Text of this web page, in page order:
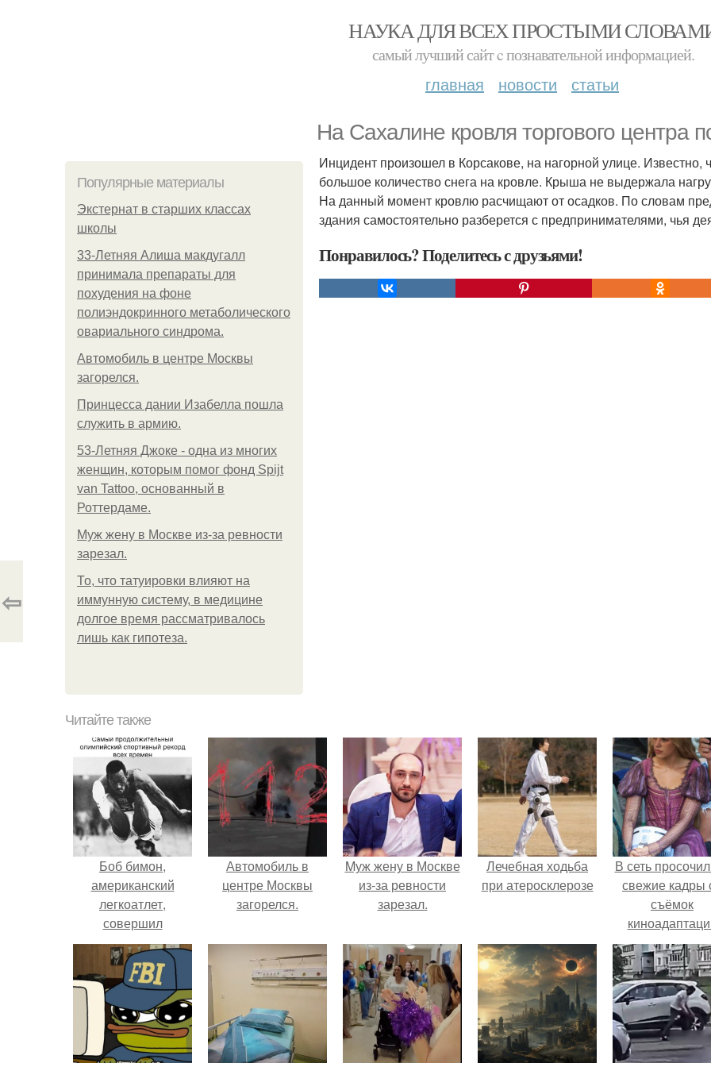
НАУКА ДЛЯ ВСЕХ ПРОСТЫМИ
самый лучший сайт c познавательной информацией.
главная новости статьи
На Сахалине кровля торгового центра
Популярные материалы
Экстернат в старших классах
школы
33-Летняя Алиша макдугалл
принимала препараты для
похудения на фоне
полиэндокринного метаболического
овариального синдрома.
Автомобиль в центре Москвы
загорелся.
Принцесса дании Изабелла пошла
служить в армию.
53-Летняя Джоке - одна из многих
женщин, которым помог фонд Spijt
van Tattoo, основанный в
Роттердаме.
Mуж жену в Москве из-за ревности
зарезал.
То, что татуировки влияют на
иммунную систему, в медицине
долгое время рассматривалось
лишь как гипотеза.
Инцидент произошел в Корсакове, на нагорной улице. Известно,
большое количество снега на кровле. Крыша не выдержала
На данный момент кровлю расчищают от осадков. По словам
здания самостоятельно разберется с предпринимателями, чья
Понравилось? Поделитесь с друзьями!
⇦
Читайте также
Боб бимон,
американский
легкоатлет,
совершил
выдающийся
прыжок в длину на
8, 90 метра (29, 1
фута) на
олимпийских играх
1968 года в мехико.
Автомобиль в
центре Москвы
загорелся.
Mуж жену в Москве
из-за ревности
зарезал.
Лечебная ходьба
при атеросклерозе
В сеть
свежие кадры
съёмок
"Рапунцель", и
внимание
моментально
оказалось
приковано к
крофт.